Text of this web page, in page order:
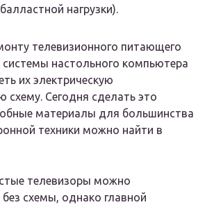
нагрузки).
телевизионного питающего
системы настольного компьютера
их электрическую
схему. Сегодня сделать это
материалы для большинства
техники можно найти в
телевизоры можно
схемы, однако главной